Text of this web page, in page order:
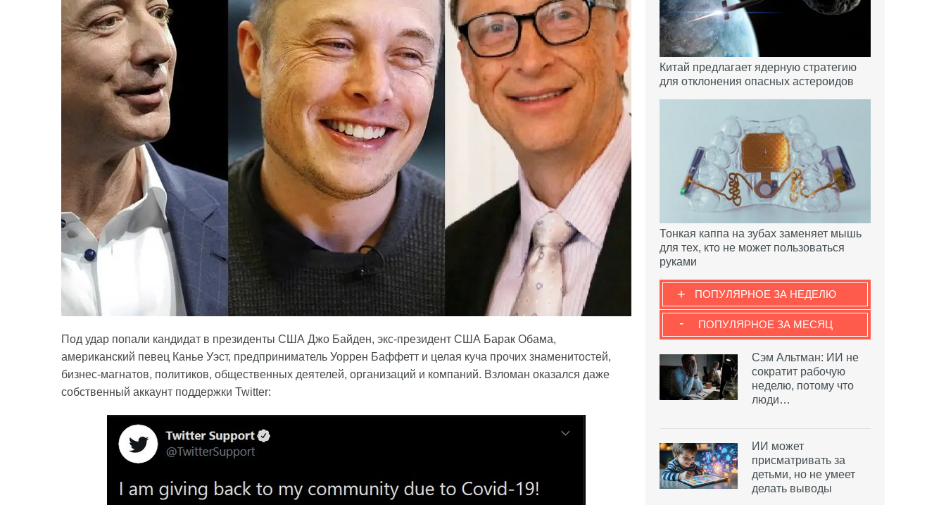
Под удар попали кандидат в президенты США Джо Байден, экс-президент США Барак Обама,
американский певец Канье Уэст, предприниматель Уоррен Баффетт и целая куча прочих знаменитостей,
бизнес-магнатов, политиков, общественных деятелей, организаций и компаний. Взломан оказался даже
собственный аккаунт поддержки Twitter:
Китай предлагает ядерную стратегию
для отклонения опасных астероидов
Тонкая каппа на зубах заменяет мышь
для тех, кто не может пользоваться
руками
ПОПУЛЯРНОЕ ЗА НЕДЕЛЮ
+
ПОПУЛЯРНОЕ ЗА МЕСЯЦ
-
Сэм Альтман: ИИ не
сократит рабочую
неделю, потому что
люди…
ИИ может
присматривать за
детьми, но не умеет
делать выводы